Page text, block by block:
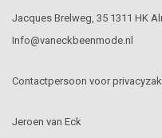
Jacques Brelweg, 35 1311 HK
Info@vaneckbeenmode.nl
Contactpersoon voor
Jeroen van Eck